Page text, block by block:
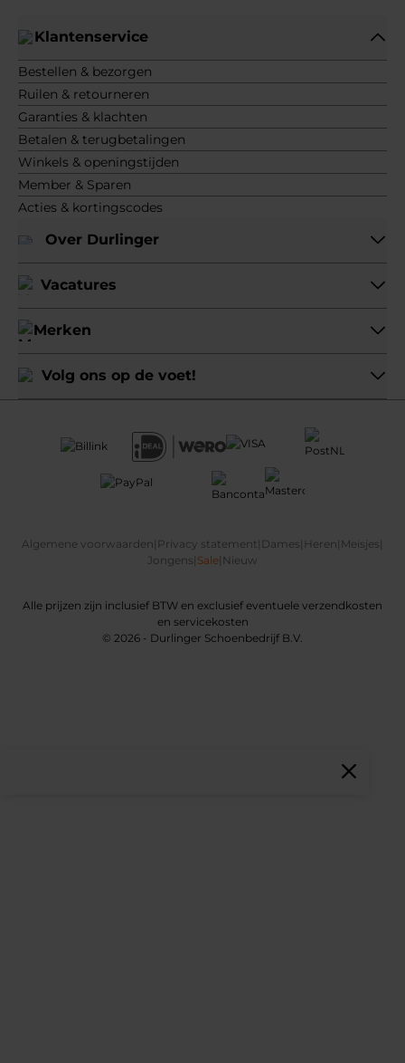
Klantenservice
Bestellen & bezorgen
Ruilen & retourneren
Garanties & klachten
Betalen & terugbetalingen
Winkels & openingstijden
Member & Sparen
Acties & kortingscodes
Over Durlinger
Vacatures
Merken
Volg ons op de voet!
Algemene voorwaarden Privacy statement Dames Heren Meisjes
Jongens Sale Nieuw
Alle prijzen zijn inclusief BTW en exclusief eventuele verzendkosten
en servicekosten
© 2026 - Durlinger Schoenbedrijf B.V.